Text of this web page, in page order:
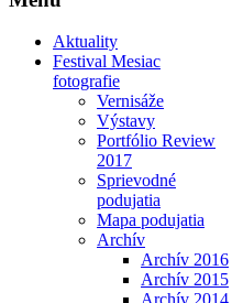
Aktuality
Festival Mesiac
fotografie
Vernisáže
Výstavy
Portfólio Review
2017
Sprievodné
podujatia
Mapa podujatia
Archív
Archív 2016
Archív 2015